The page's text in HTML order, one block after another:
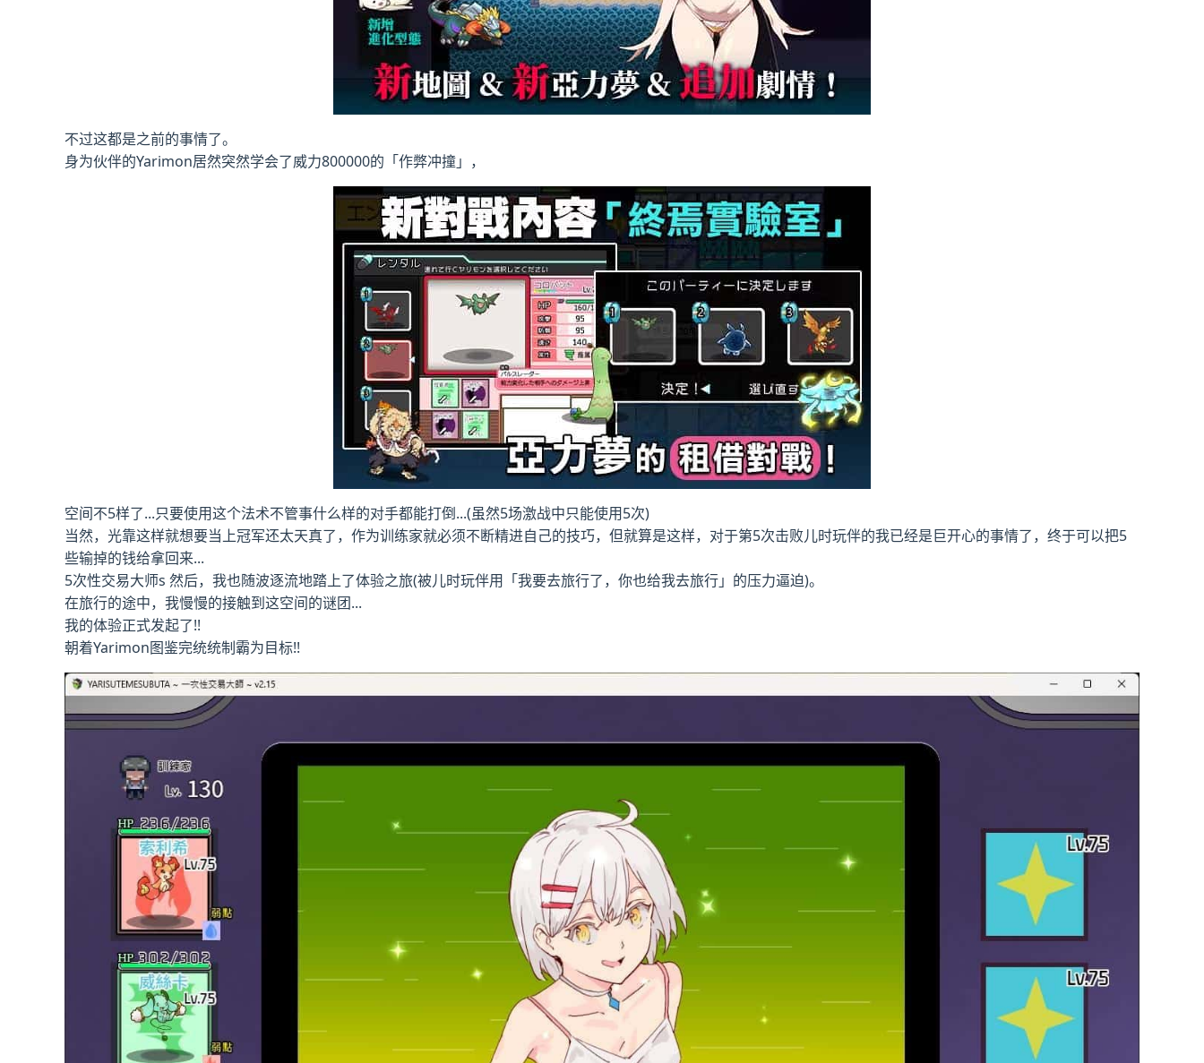
不过这都是之前的事情了。
身为伙伴的Yarimon居然突然学会了威力800000的「作弊冲撞」，
空间不5样了...只要使用这个法术不管事什么样的对手都能打倒...(虽然5场激战中只能使用5次)
当然，光靠这样就想要当上冠军还太天真了，作为训练家就必须不断精进自己的技巧，但就算是这样，对于第5次击败儿时玩伴的我已经是巨开心的事情了，终于可以把5
些输掉的钱给拿回来...
5次性交易大师s 然后，我也随波逐流地踏上了体验之旅(被儿时玩伴用「我要去旅行了，你也给我去旅行」的压力逼迫)。
在旅行的途中，我慢慢的接触到这空间的谜团...
我的体验正式发起了!!
朝着Yarimon图鉴完统统制霸为目标!!